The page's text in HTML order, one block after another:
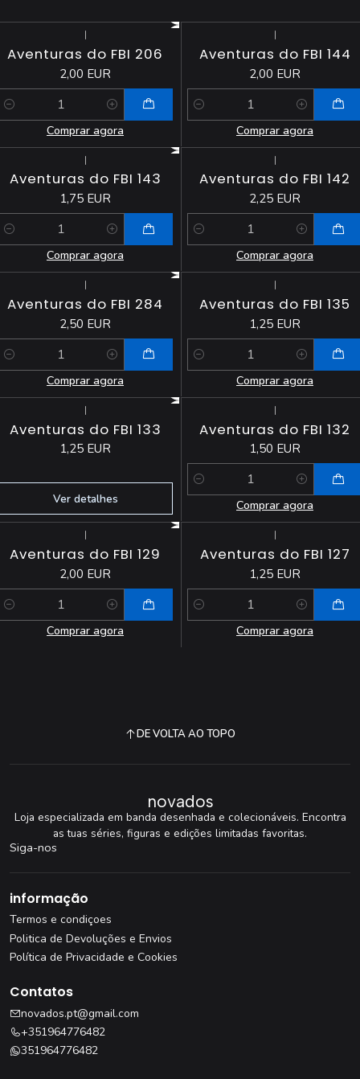
|
Aventuras do FBI 206
2,00 EUR
Comprar agora
|
Aventuras do FBI 144
2,00 EUR
Quantidade
Comprar agora
|
Aventuras do FBI 143
1,75 EUR
Comprar agora
|
Aventuras do FBI 142
2,25 EUR
Quantidade
Comprar agora
|
Aventuras do FBI 284
2,50 EUR
Comprar agora
|
Aventuras do FBI 135
1,25 EUR
Quantidade
Comprar agora
|
Aventuras do FBI 133
1,25 EUR
Ver detalhes
|
Aventuras do FBI 132
1,50 EUR
Quantidade
Comprar agora
|
Aventuras do FBI 129
2,00 EUR
Comprar agora
|
Aventuras do FBI 127
1,25 EUR
Quantidade
Comprar agora
DE VOLTA AO TOPO
novados
Loja especializada em banda desenhada e colecionáveis. Encontra
as tuas séries, figuras e edições limitadas favoritas.
Siga-nos
informação
Termos e condiçoes
Politica de Devoluções e Envios
Política de Privacidade e Cookies
Contatos
novados.pt@gmail.com
+351964776482
351964776482